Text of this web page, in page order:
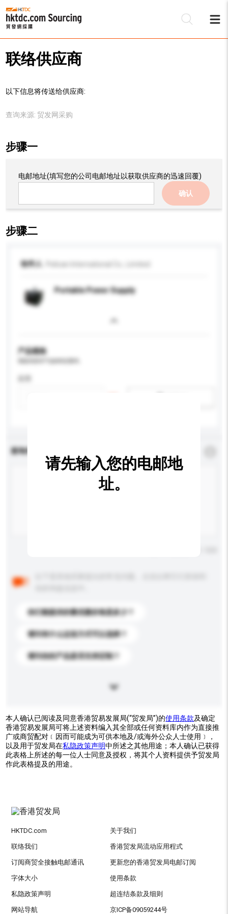
联络供应商
以下信息将传送给供应商:
查询来源: 贸发网采购
步骤一
电邮地址(填写您的公司电邮地址以获取供应商的迅速回覆)
确认
步骤二
收件人
Portable Power Supply
产品规格
查询内容
你们能提供的最优惠价格是多少？
请问有什么运送方式可以选择？
请问你的产品是否支持定制？
请先输入您的电邮地
址。
本人确认已阅读及同意香港贸易发展局(“贸发局”)的使用条款及确定
香港贸易发展局可将上述资料编入其全部或任何资料库内作为直接推
广或商贸配对﹝因而可能成为可供本地及/或海外公众人士使用﹞，
以及用于贸发局在私隐政策声明中所述之其他用途；本人确认已获得
此表格上所述的每一位人士同意及授权，将其个人资料提供予贸发局
作此表格提及的用途。
HKTDC.com 关于我们
联络我们 香港贸发局流动应用程式
订阅商贸全接触电邮通讯 更新您的香港贸发局电邮订阅
字体大小 使用条款
私隐政策声明 超连结条款及细则
网站导航 京ICP备09059244号